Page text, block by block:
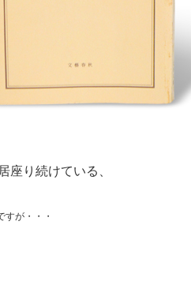
座り続けている、
が・・・